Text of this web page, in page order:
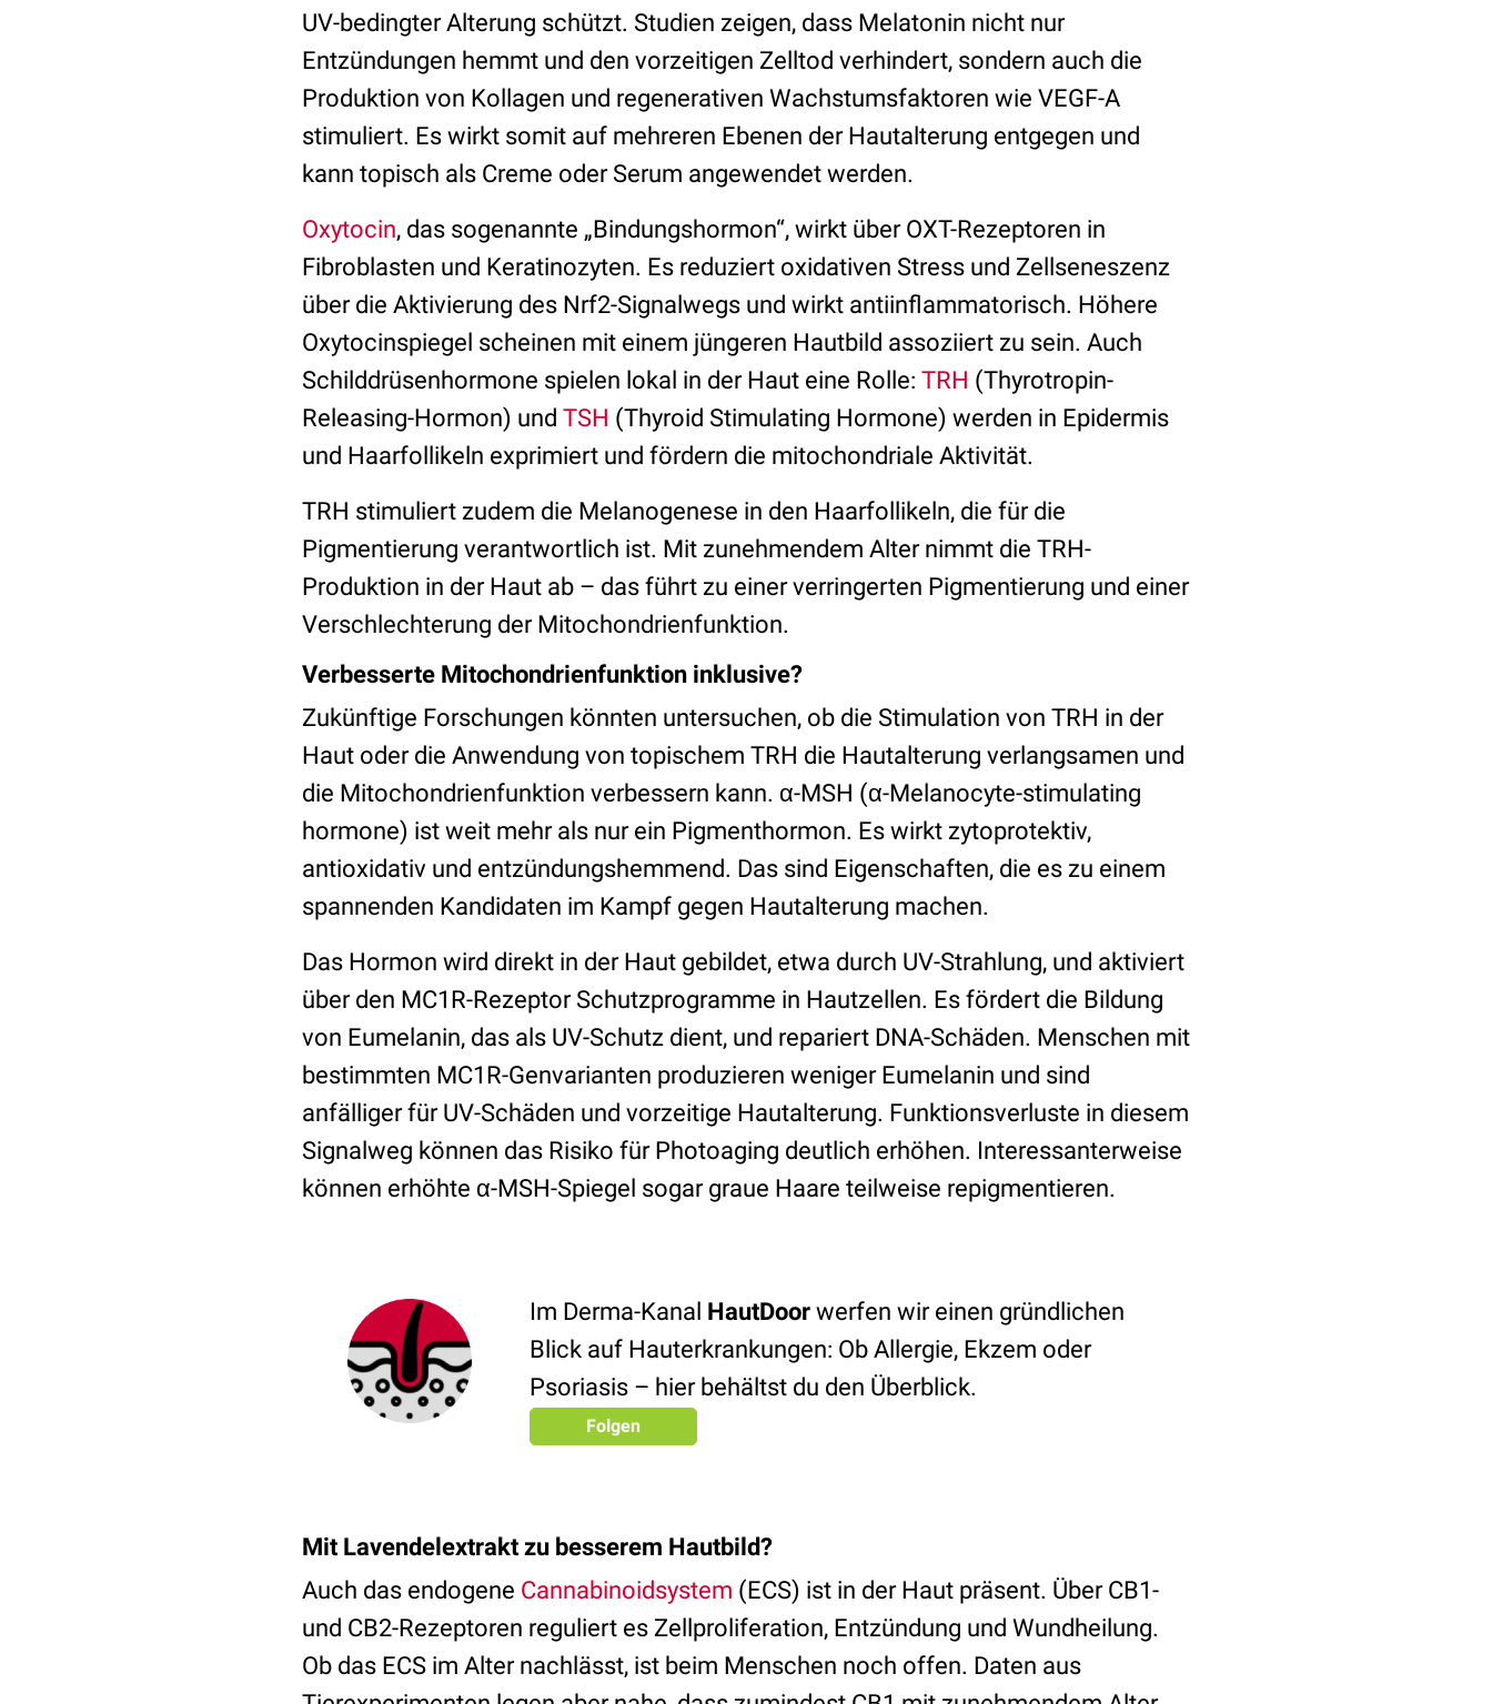
UV-bedingter Alterung schützt. Studien zeigen, dass Melatonin nicht nur
Entzündungen hemmt und den vorzeitigen Zelltod verhindert, sondern auch die
Produktion von Kollagen und regenerativen Wachstumsfaktoren wie VEGF-A
stimuliert. Es wirkt somit auf mehreren Ebenen der Hautalterung entgegen und
kann topisch als Creme oder Serum angewendet werden.
Oxytocin, das sogenannte „Bindungshormon“, wirkt über OXT-Rezeptoren in
Fibroblasten und Keratinozyten. Es reduziert oxidativen Stress und Zellseneszenz
über die Aktivierung des Nrf2-Signalwegs und wirkt antiinflammatorisch. Höhere
Oxytocinspiegel scheinen mit einem jüngeren Hautbild assoziiert zu sein. Auch
Schilddrüsenhormone spielen lokal in der Haut eine Rolle: TRH (Thyrotropin-
Releasing-Hormon) und TSH (Thyroid Stimulating Hormone) werden in Epidermis
und Haarfollikeln exprimiert und fördern die mitochondriale Aktivität.
TRH stimuliert zudem die Melanogenese in den Haarfollikeln, die für die
Pigmentierung verantwortlich ist. Mit zunehmendem Alter nimmt die TRH-
Produktion in der Haut ab – das führt zu einer verringerten Pigmentierung und einer
Verschlechterung der Mitochondrienfunktion.
Verbesserte Mitochondrienfunktion inklusive?
Zukünftige Forschungen könnten untersuchen, ob die Stimulation von TRH in der
Haut oder die Anwendung von topischem TRH die Hautalterung verlangsamen und
die Mitochondrienfunktion verbessern kann. α-MSH (α-Melanocyte-stimulating
hormone) ist weit mehr als nur ein Pigmenthormon. Es wirkt zytoprotektiv,
antioxidativ und entzündungshemmend. Das sind Eigenschaften, die es zu einem
spannenden Kandidaten im Kampf gegen Hautalterung machen.
Das Hormon wird direkt in der Haut gebildet, etwa durch UV-Strahlung, und aktiviert
über den MC1R-Rezeptor Schutzprogramme in Hautzellen. Es fördert die Bildung
von Eumelanin, das als UV-Schutz dient, und repariert DNA-Schäden. Menschen mit
bestimmten MC1R-Genvarianten produzieren weniger Eumelanin und sind
anfälliger für UV-Schäden und vorzeitige Hautalterung. Funktionsverluste in diesem
Signalweg können das Risiko für Photoaging deutlich erhöhen. Interessanterweise
können erhöhte α-MSH-Spiegel sogar graue Haare teilweise repigmentieren.
Im Derma-Kanal HautDoor werfen wir einen gründlichen
Blick auf Hauterkrankungen: Ob Allergie, Ekzem oder
Psoriasis – hier behältst du den Überblick.
Folgen
Mit Lavendelextrakt zu besserem Hautbild?
Auch das endogene Cannabinoidsystem (ECS) ist in der Haut präsent. Über CB1-
und CB2-Rezeptoren reguliert es Zellproliferation, Entzündung und Wundheilung.
Ob das ECS im Alter nachlässt, ist beim Menschen noch offen. Daten aus